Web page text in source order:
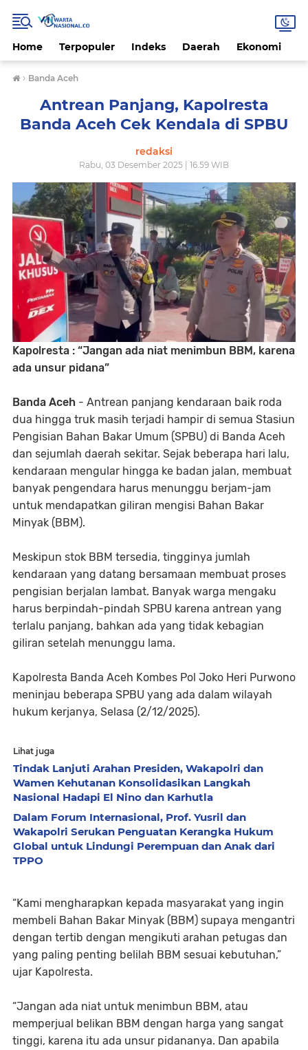
Home Terpopuler Indeks Daerah Ekonomi
› Banda Aceh
Antrean Panjang, Kapolresta
Banda Aceh Cek Kendala di SPBU
redaksi
Rabu, 03 Desember 2025 | 16.59 WIB
Kapolresta : “Jangan ada niat menimbun BBM, karena
ada unsur pidana”
Banda Aceh - Antrean panjang kendaraan baik roda
dua hingga truk masih terjadi hampir di semua Stasiun
Pengisian Bahan Bakar Umum (SPBU) di Banda Aceh
dan sejumlah daerah sekitar. Sejak beberapa hari lalu,
kendaraan mengular hingga ke badan jalan, membuat
banyak pengendara harus menunggu berjam-jam
untuk mendapatkan giliran mengisi Bahan Bakar
Minyak (BBM).
Meskipun stok BBM tersedia, tingginya jumlah
kendaraan yang datang bersamaan membuat proses
pengisian berjalan lambat. Banyak warga mengaku
harus berpindah-pindah SPBU karena antrean yang
terlalu panjang, bahkan ada yang tidak kebagian
giliran setelah menunggu lama.
Kapolresta Banda Aceh Kombes Pol Joko Heri Purwono
meninjau beberapa SPBU yang ada dalam wilayah
hukum kerjanya, Selasa (2/12/2025).
Lihat juga
Tindak Lanjuti Arahan Presiden, Wakapolri dan
Wamen Kehutanan Konsolidasikan Langkah
Nasional Hadapi El Nino dan Karhutla
Dalam Forum Internasional, Prof. Yusril dan
Wakapolri Serukan Penguatan Kerangka Hukum
Global untuk Lindungi Perempuan dan Anak dari
TPPO
“Kami mengharapkan kepada masyarakat yang ingin
membeli Bahan Bakar Minyak (BBM) supaya mengantri
dengan tertib dengan mengikuti arahan petugas dan
yang paling penting belilah BBM sesuai kebutuhan,”
ujar Kapolresta.
“Jangan ada niat untuk menimbun BBM, atau
memperjual belikan BBM dengan harga yang sangat
tinggi, karena itu ada unsur pidananya. Dan apabila